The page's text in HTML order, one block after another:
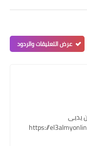
عرض التعليقات والردود
يديى
https://